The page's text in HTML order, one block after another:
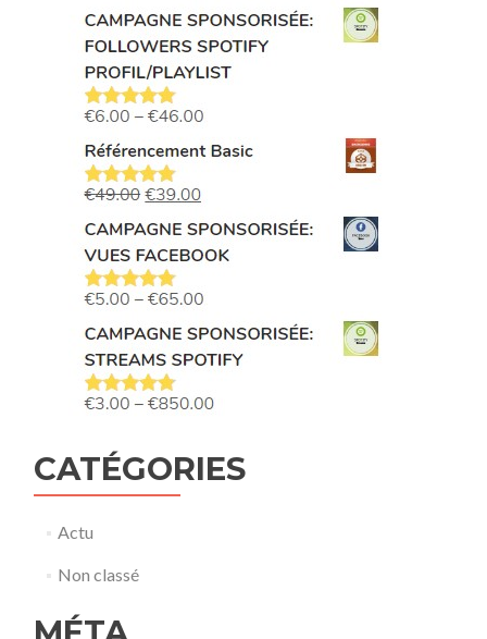
CATÉGORIES
Actu
Non classé